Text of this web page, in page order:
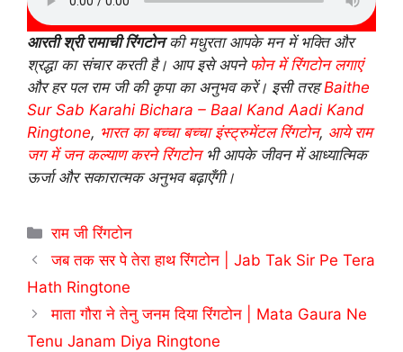
आरती श्री रामाची रिंगटोनकी मधुरता आपके मन में भक्ति और
श्रद्धा का संचार करती है। आप इसे अपने फोन में रिंगटोन लगाएं
और हर पल राम जी की कृपा का अनुभव करें। इसी तरहBaithe
Sur Sab Karahi Bichara – Baal Kand Aadi Kand
Ringtone, भारत का बच्चा बच्चा इंस्ट्रुमेंटल रिंगटोन, आये राम
जग में जन कल्याण करने रिंगटोनभी आपके जीवन में आध्यात्मिक
ऊर्जा और सकारात्मक अनुभव बढ़ाएँगी।
Categories
राम जी रिंगटोन
जब तक सर पे तेरा हाथ रिंगटोन | Jab Tak Sir Pe Tera
Hath Ringtone
माता गौरा ने तेनु जनम दिया रिंगटोन | Mata Gaura Ne
Tenu Janam Diya Ringtone